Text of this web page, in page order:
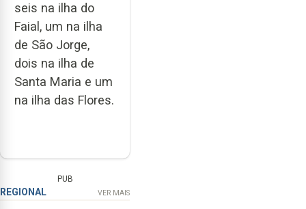
seis na ilha do
Faial, um na ilha
de São Jorge,
dois na ilha de
Santa Maria e um
na ilha das Flores.
PUB
REGIONAL VER MAIS